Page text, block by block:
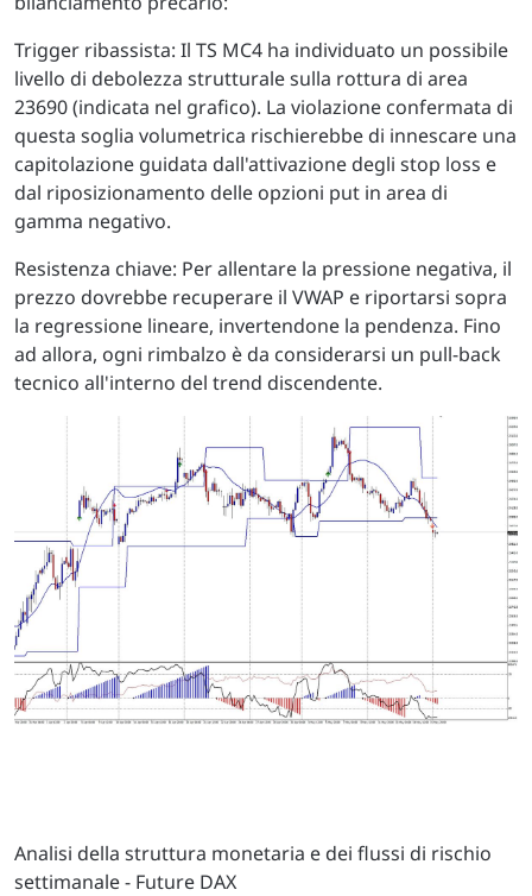
Trigger ribassista: Il TS MC4 ha individuato un possibile
livello di debolezza strutturale sulla rottura di area
23690 (indicata nel grafico). La violazione confermata di
questa soglia volumetrica rischierebbe di innescare una
capitolazione guidata dall'attivazione degli stop loss e
dal riposizionamento delle opzioni put in area di
gamma negativo.
Resistenza chiave: Per allentare la pressione negativa, il
prezzo dovrebbe recuperare il VWAP e riportarsi sopra
la regressione lineare, invertendone la pendenza. Fino
ad allora, ogni rimbalzo è da considerarsi un pull-back
tecnico all'interno del trend discendente.
Analisi della struttura monetaria e dei flussi di rischio
settimanale - Future DAX